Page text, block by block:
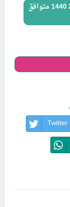
ملخص علوم ثالث ابتدائي الفصل الثاني ف2 1440 متوافق
Twitter